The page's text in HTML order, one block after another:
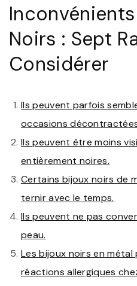
Noirs : Sept
Considérer
Ils peuvent parfois
occasions
Ils peuvent être moins
entièrement noires.
Certains bijoux noirs de
ternir avec le temps.
Ils peuvent ne pas
peau.
Les bijoux noirs en
réactions allergiques